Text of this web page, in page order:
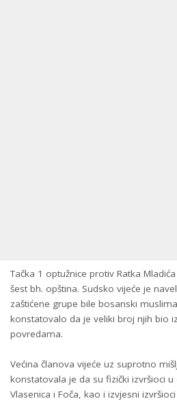
Tačka 1 optužnice protiv Ratka
šest bh. opština. Sudsko vijeće je
zaštićene grupe bile bosanski
konstatovalo da je veliki broj njih bio
povredama.
Većina članova vijeće uz suprotno
konstatovala je da su fizički izvršioci
Vlasenica i Foča, kao i izvjesni